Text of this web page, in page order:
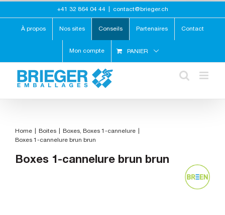
content
+41 32 864 04 44 contact@brieger.ch
À propos Nos sites Conseils Partenaires Contact
Mon compte PANIER
Home Boites Boxes
Boxes 1-cannelure
Boxes 1-cannelure brun brun
Boxes 1-cannelure brun brun